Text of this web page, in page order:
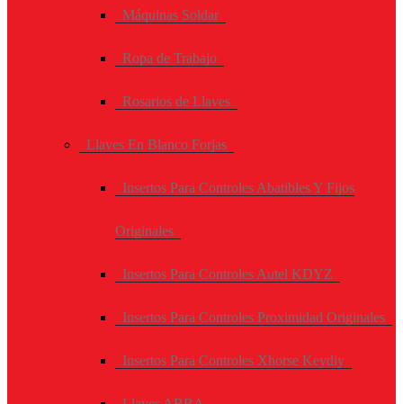
Máquinas Soldar
Ropa de Trabajo
Rosarios de Llaves
Llaves En Blanco Forjas
Insertos Para Controles Abatibles Y Fijos
Originales
Insertos Para Controles Autel KDYZ
Insertos Para Controles Proximidad Originales
Insertos Para Controles Xhorse Keydiy